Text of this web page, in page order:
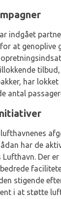
indgået
at genoplive
har
antal
har de
Der
stigende
i at støtte